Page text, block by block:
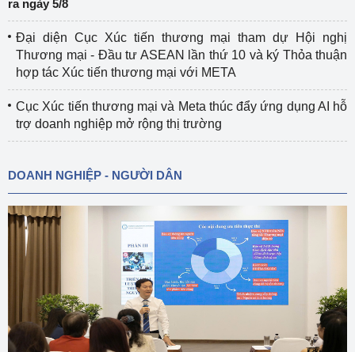
ra ngày 5/8
Đại diện Cục Xúc tiến thương mại tham dự Hội nghị
Thương mại - Đầu tư ASEAN lần thứ 10 và ký Thỏa thuận
hợp tác Xúc tiến thương mại với META
Cục Xúc tiến thương mại và Meta thúc đẩy ứng dụng AI hỗ
trợ doanh nghiệp mở rộng thị trường
DOANH NGHIỆP - NGƯỜI DÂN